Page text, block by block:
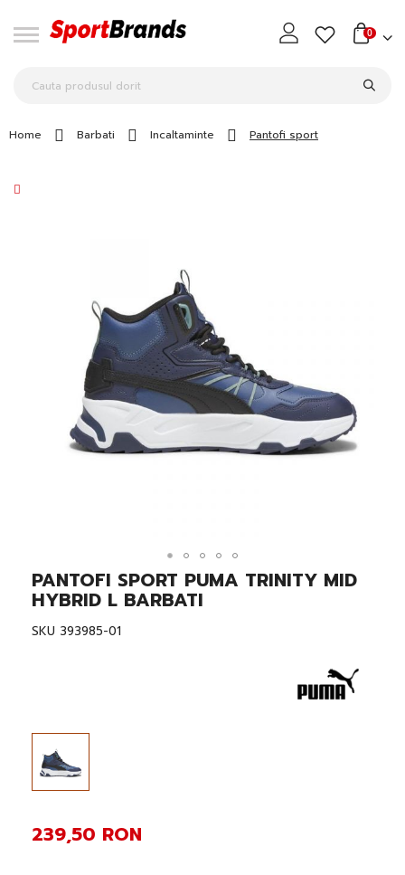
0
Home Barbati Incaltaminte Pantofi sport
Skip
to
the
beginning
of
PANTOFI SPORT PUMA TRINITY MID
HYBRID L BARBATI
SKU 393985-01
239,50 RON